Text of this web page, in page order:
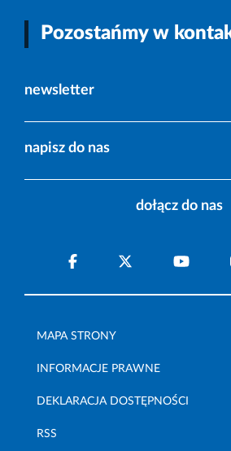
Pozostańmy w
newsletter
napisz do nas
dołącz do nas
MAPA STRONY
INFORMACJE PRAWNE
DEKLARACJA DOSTĘPNOŚCI
RSS